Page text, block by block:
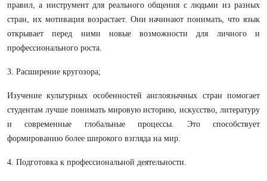
правил, а инструмент для реального общения с людьми из разных
стран, их мотивация возрастает. Они начинают понимать, что язык
открывает перед ними новые возможности для личного и
профессионального роста.
3. Расширение кругозора;
Изучение культурных особенностей англоязычных стран помогает
студентам лучше понимать мировую историю, искусство, литературу
и современные глобальные процессы. Это способствует
формированию более широкого взгляда на мир.
4. Подготовка к профессиональной деятельности.